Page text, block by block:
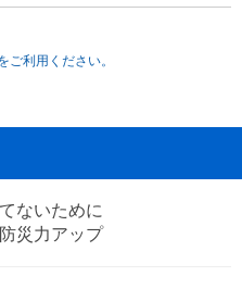
ご利用ください。
ないために
災力アップ